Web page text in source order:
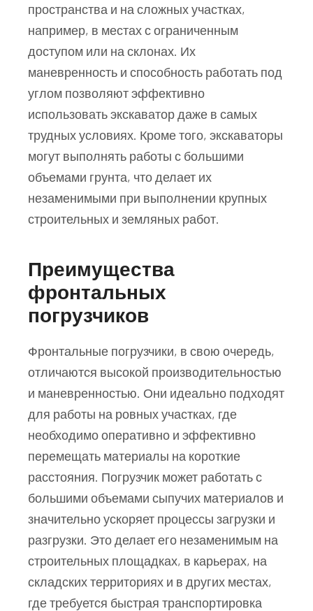
пространства и на сложных участках,
например, в местах с ограниченным
доступом или на склонах. Их
маневренность и способность работать под
углом позволяют эффективно
использовать экскаватор даже в самых
трудных условиях. Кроме того, экскаваторы
могут выполнять работы с большими
объемами грунта, что делает их
незаменимыми при выполнении крупных
строительных и земляных работ.
Преимущества
фронтальных
погрузчиков
Фронтальные погрузчики, в свою очередь,
отличаются высокой производительностью
и маневренностью. Они идеально подходят
для работы на ровных участках, где
необходимо оперативно и эффективно
перемещать материалы на короткие
расстояния. Погрузчик может работать с
большими объемами сыпучих материалов и
значительно ускоряет процессы загрузки и
разгрузки. Это делает его незаменимым на
строительных площадках, в карьерах, на
складских территориях и в других местах,
где требуется быстрая транспортировка